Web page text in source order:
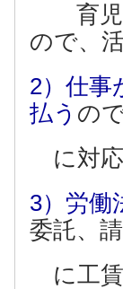
育児
ので、
2）仕事
払う の
に対応
3）労働
委託、
に工賃